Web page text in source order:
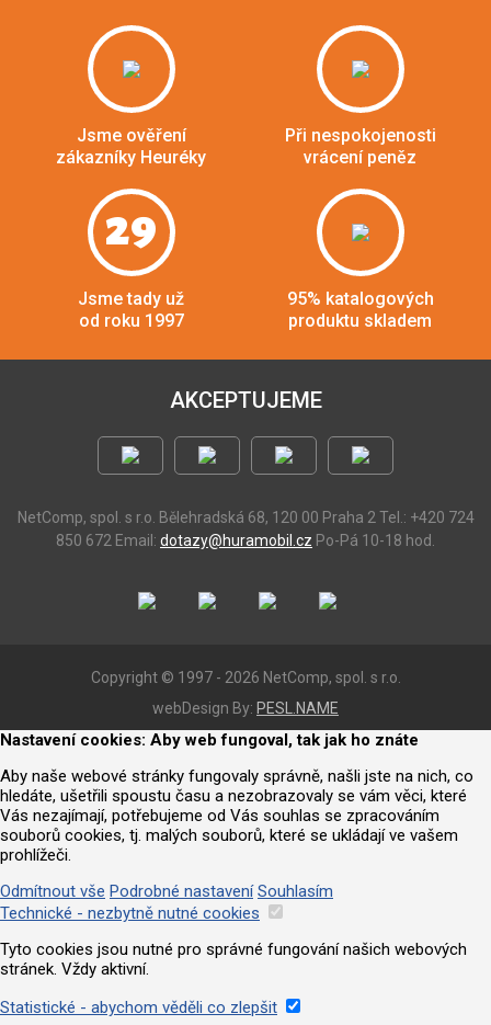
Jsme ověření
zákazníky Heuréky
Při nespokojenosti
vrácení peněz
29
Jsme tady už
od roku 1997
95% katalogových
produktu skladem
AKCEPTUJEME
NetComp, spol. s r.o. Bělehradská 68, 120 00 Praha 2 Tel.: +420 724
850 672 Email: dotazy@huramobil.cz Po-Pá 10-18 hod.
Copyright © 1997 - 2026 NetComp, spol. s r.o.
webDesign By: PESL.NAME
Nastavení cookies: Aby web fungoval, tak jak ho znáte
Aby naše webové stránky fungovaly správně, našli jste na nich, co
hledáte, ušetřili spoustu času a nezobrazovaly se vám věci, které
Vás nezajímají, potřebujeme od Vás souhlas se zpracováním
souborů cookies, tj. malých souborů, které se ukládají ve vašem
prohlížeči.
Odmítnout vše Podrobné nastavení Souhlasím
Technické - nezbytně nutné cookies
Tyto cookies jsou nutné pro správné fungování našich webových
stránek. Vždy aktivní.
Statistické - abychom věděli co zlepšit